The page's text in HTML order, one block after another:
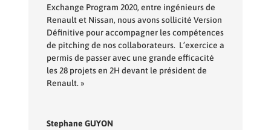
Exchange Program 2020, entre ingénieurs de
Renault et Nissan, nous avons sollicité Version
Définitive pour accompagner les compétences
de pitching de nos collaborateurs. L’exercice a
permis de passer avec une grande efficacité
les 28 projets en 2H devant le président de
Renault. »
Stephane GUYON